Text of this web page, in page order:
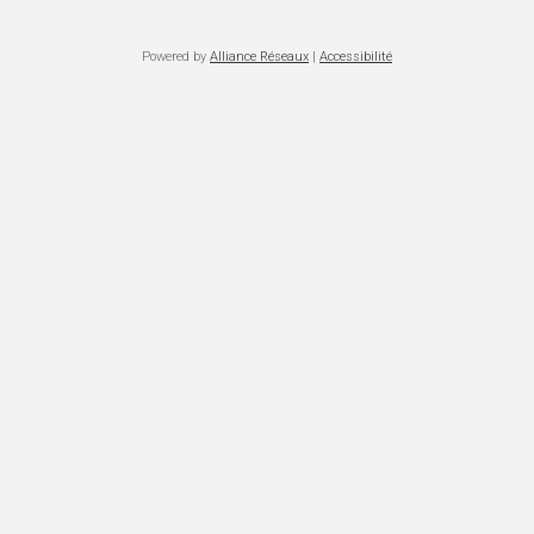
Powered by Alliance Réseaux | Accessibilité